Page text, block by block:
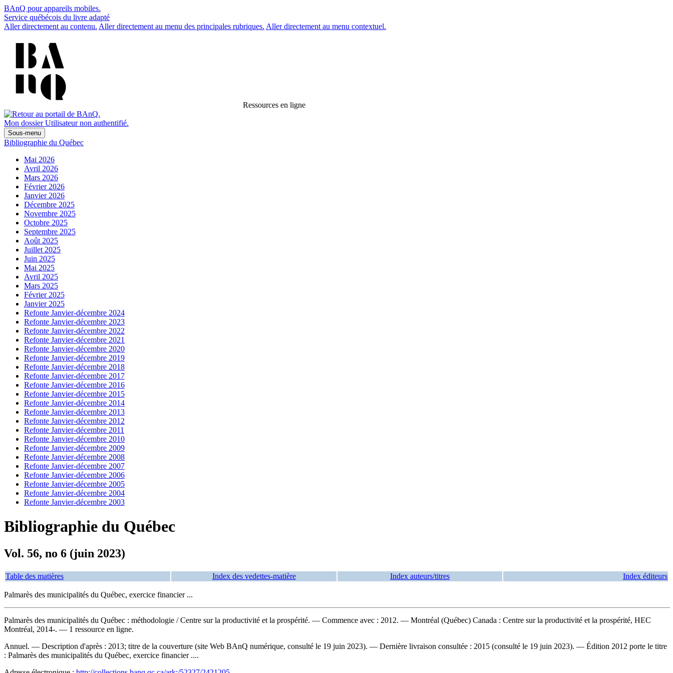
BAnQ pour appareils mobiles.
Service québécois du livre adapté
Aller directement au contenu. Aller directement au menu des principales rubriques. Aller directement au menu contextuel.
Ressources en ligne
Mon dossier Utilisateur non authentifié.
Sous-menu
Bibliographie du Québec
Mai 2026
Avril 2026
Mars 2026
Février 2026
Janvier 2026
Décembre 2025
Novembre 2025
Octobre 2025
Septembre 2025
Août 2025
Juillet 2025
Juin 2025
Mai 2025
Avril 2025
Mars 2025
Février 2025
Janvier 2025
Refonte Janvier-décembre 2024
Refonte Janvier-décembre 2023
Refonte Janvier-décembre 2022
Refonte Janvier-décembre 2021
Refonte Janvier-décembre 2020
Refonte Janvier-décembre 2019
Refonte Janvier-décembre 2018
Refonte Janvier-décembre 2017
Refonte Janvier-décembre 2016
Refonte Janvier-décembre 2015
Refonte Janvier-décembre 2014
Refonte Janvier-décembre 2013
Refonte Janvier-décembre 2012
Refonte Janvier-décembre 2011
Refonte Janvier-décembre 2010
Refonte Janvier-décembre 2009
Refonte Janvier-décembre 2008
Refonte Janvier-décembre 2007
Refonte Janvier-décembre 2006
Refonte Janvier-décembre 2005
Refonte Janvier-décembre 2004
Refonte Janvier-décembre 2003
Bibliographie du Québec
Vol. 56, no 6 (juin 2023)
Table des matières Index des vedettes-matière Index auteurs/titres Index éditeurs
Palmarès des municipalités du Québec, exercice financier ...
Palmarès des municipalités du Québec : méthodologie / Centre sur la productivité et la prospérité. — Commence avec : 2012. — Montréal (Québec) Canada : Centre sur la productivité et la prospérité, HEC
Montréal, 2014-. — 1 ressource en ligne.
Annuel. — Description d'après : 2013; titre de la couverture (site Web BAnQ numérique, consulté le 19 juin 2023). — Dernière livraison consultée : 2015 (consulté le 19 juin 2023). — Édition 2012 porte le titre
: Palmarès des municipalités du Québec, exercice financier ....